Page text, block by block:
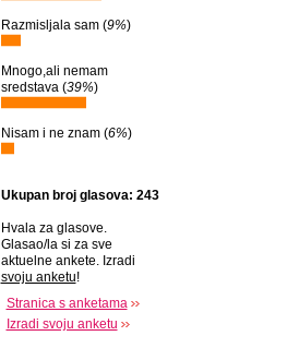
Razmisljala sam (9%)
Mnogo,ali nemam
sredstava (39%)
Nisam i ne znam (6%)
Ukupan broj glasova: 243
Hvala za glasove.
Glasao/la si za sve
aktuelne ankete. Izradi
svoju anketu!
Stranica s anketama
Izradi svoju anketu